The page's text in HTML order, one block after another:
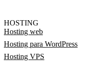
HOSTING
Hosting web
Hosting para WordPress
Hosting VPS